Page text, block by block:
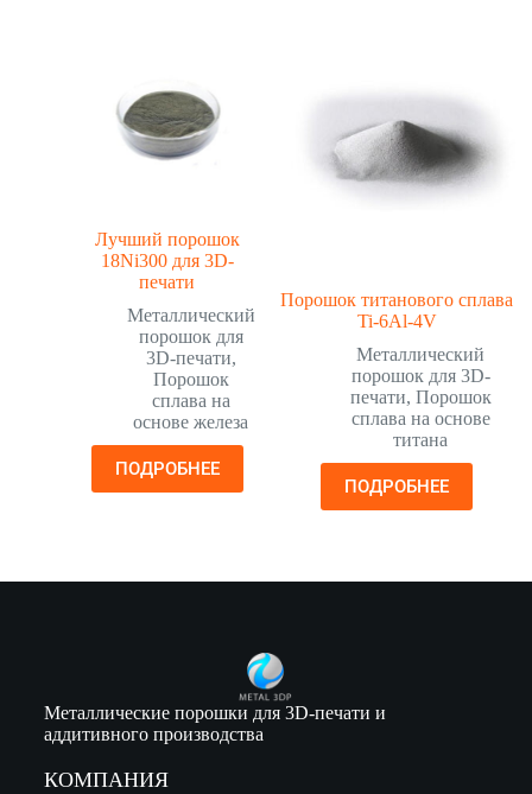
Лучший порошок
18Ni300 для 3D-
печати
Металлический
порошок для
3D-печати,
Порошок
сплава на
основе железа
ПОДРОБНЕЕ
Порошок титанового сплава
Ti-6Al-4V
Металлический
порошок для 3D-
печати, Порошок
сплава на основе
титана
ПОДРОБНЕЕ
Металлические порошки для 3D-печати и
аддитивного производства
КОМПАНИЯ